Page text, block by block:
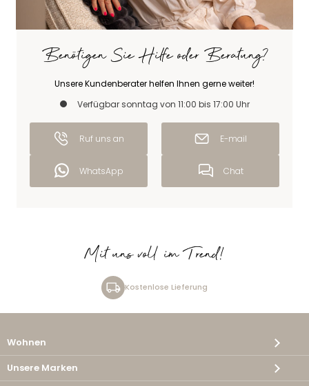
Benötigen Sie Hilfe oder Beratung?
Unsere Kundenberater helfen Ihnen gerne weiter!
Verfügbar sonntag von 11:00 bis 17:00 Uhr
Ruf uns an E-mail
WhatsApp Chat
Mit uns voll im Trend!
Kostenlose Lieferung
Wohnen
Unsere Marken